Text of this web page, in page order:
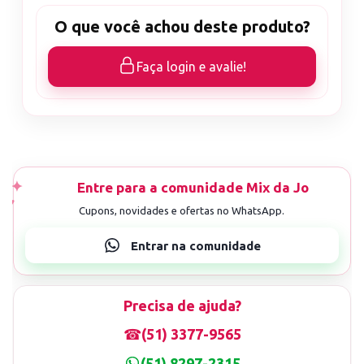
O que você achou deste produto?
Faça login e avalie!
Precisa de ajuda?
☎(51) 3377-9565